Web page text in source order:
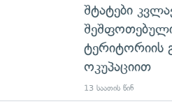
შტატები
ტერიტორიის
ოკუპაციით
13 საათის წინ